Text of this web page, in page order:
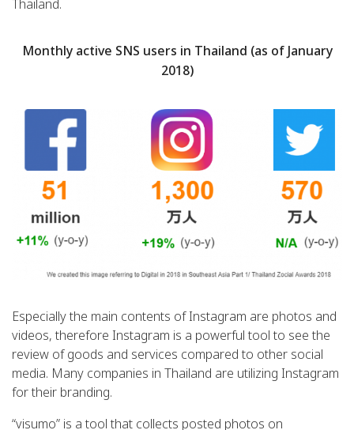
Thailand.
Monthly active SNS users in Thailand (as of January
2018)
Especially the main contents of Instagram are photos and
videos, therefore Instagram is a powerful tool to see the
review of goods and services compared to other social
media. Many companies in Thailand are utilizing Instagram
for their branding.
“visumo” is a tool that collects posted photos on